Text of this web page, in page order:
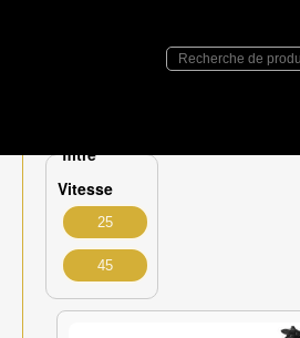
Flyer>
filtre
Vitesse
25
45